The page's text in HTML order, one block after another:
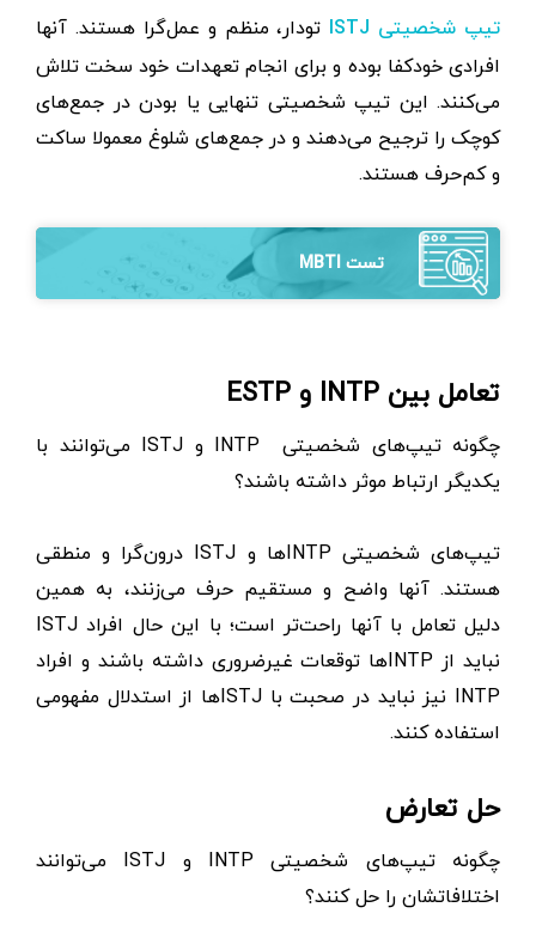
تیپ شخصیتی ISTJ
تودار، منظم و عمل‌گرا هستند. آنها
افرادی خودکفا بوده و برای انجام تعهدات خود سخت تلاش
می‌کنند. این تیپ شخصیتی تنهایی یا بودن در جمع‌های
کوچک را ترجیح می‌دهند و در جمع‌های شلوغ معمولا ساکت
و کم‌حرف‌ هستند.
تست MBTI
تعامل بین INTP و ESTP
چگونه تیپ‌های شخصیتی INTP و ISTJ می‌توانند با
یکدیگر ارتباط موثر داشته باشند؟
تیپ‌های شخصیتی INTPها و ISTJ درون‌گرا و منطقی
هستند. آنها واضح و مستقیم حرف می‌زنند، به همین
دلیل تعامل با آنها راحت‌تر است؛ با ‌این‌ حال افراد ISTJ
نباید از INTPها توقعات غیرضروری داشته باشند و افراد
INTP نیز نباید در صحبت با ISTJها از استدلال مفهومی
استفاده کنند.
حل تعارض
چگونه تیپ‌های شخصیتی INTP و ISTJ می‌توانند
اختلافاتشان را حل کنند؟